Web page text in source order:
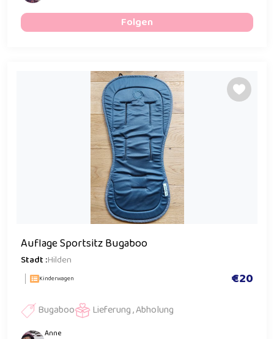
Folgen
Auflage Sportsitz Bugaboo
Stadt :Hilden
Kinderwagen €20
Bugaboo Lieferung , Abholung
Anne